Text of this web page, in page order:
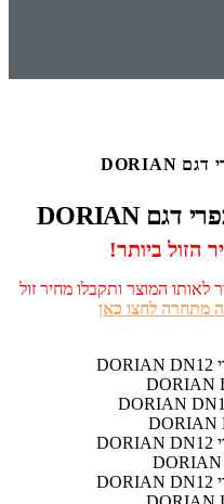
שולחן לפינת אוכל בסגנון כפרי דגם DORIAN
הזול ביותר!
לאותו המוצר ותקבלו מחיר זול
מתחרה לחצו כאן